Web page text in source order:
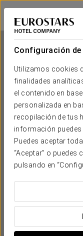
Configuración
Utilizamos cookies
finalidades
el contenido en
personalizada en
recopilación de tus
información puedes
Puedes aceptar
“Aceptar” o
pulsando en
Exe Las Adelfas
CÓRDOBA
¿CUÁNDO